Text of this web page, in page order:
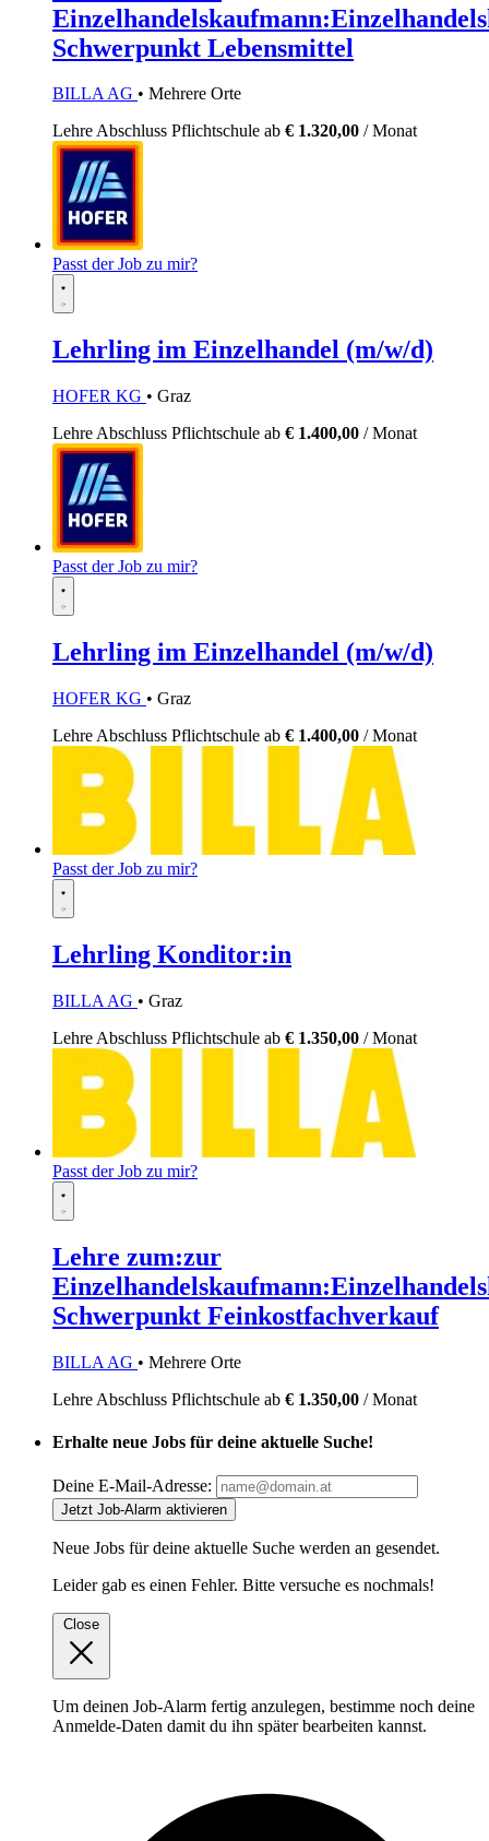
Schwerpunkt Lebensmittel
BILLA AG • Mehrere Orte
LehreAbschluss Pflichtschule ab € 1.320,00 / Monat
Passt der Job zu mir?
Lehrling im Einzelhandel (m/w/d)
HOFER KG • Graz
Lehre Abschluss Pflichtschule ab € 1.400,00 / Monat
Passt der Job zu mir?
Lehrling im Einzelhandel (m/w/d)
HOFER KG • Graz
Lehre Abschluss Pflichtschule ab € 1.400,00 / Monat
Passt der Job zu mir?
Lehrling Konditor:in
BILLA AG • Graz
Lehre Abschluss Pflichtschule ab € 1.350,00 / Monat
Passt der Job zu mir?
Lehre zum:zur
Schwerpunkt Feinkostfachverkauf
BILLA AG • Mehrere Orte
Lehre Abschluss Pflichtschule ab € 1.350,00 / Monat
Erhalte neue Jobs für deine aktuelle Suche!
Deine E-Mail-Adresse:
Jetzt Job-Alarm aktivieren
Neue Jobs für deine aktuelle Suche werden an gesendet.
Leider gab es einen Fehler. Bitte versuche es nochmals!
Close
Um deinen Job-Alarm fertig anzulegen, bestimme noch deine
Anmelde-Daten damit du ihn später bearbeiten kannst.